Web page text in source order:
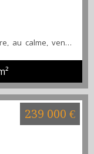
au calme, venez
copropriété,
cuisine séparée
spacieuses,
une cave et
et sécurisée
239 000 €